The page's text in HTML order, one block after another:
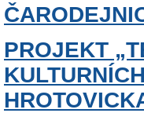
PROJEKT